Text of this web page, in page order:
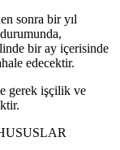
sonra bir yıl
bir ay içerisinde
edecektir.
gerek işçilik ve